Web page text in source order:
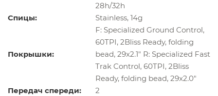
28h/32h
Спицы:
Stainless, 14g
Покрышки:
F: Specialized Ground Control,
60TPI, 2Bliss Ready, folding
bead, 29x2.1" R: Specialized Fast
Trak Control, 60TPI, 2Bliss
Ready, folding bead, 29x2.0"
Передач спереди:
2